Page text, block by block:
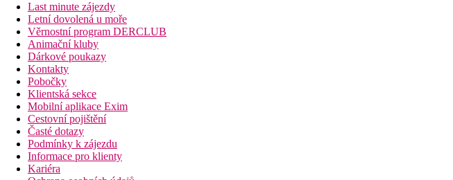
Last minute zájezdy
Letní dovolená u moře
Věrnostní program DERCLUB
Animační kluby
Dárkové poukazy
Kontakty
Pobočky
Klientská sekce
Mobilní aplikace Exim
Cestovní pojištění
Časté dotazy
Podmínky k zájezdu
Informace pro klienty
Kariéra